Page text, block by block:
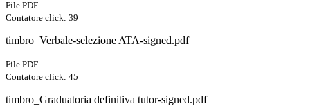
File PDF
Contatore click: 39
timbro_Verbale-selezione ATA-signed.pdf
File PDF
Contatore click: 45
timbro_Graduatoria definitiva tutor-signed.pdf